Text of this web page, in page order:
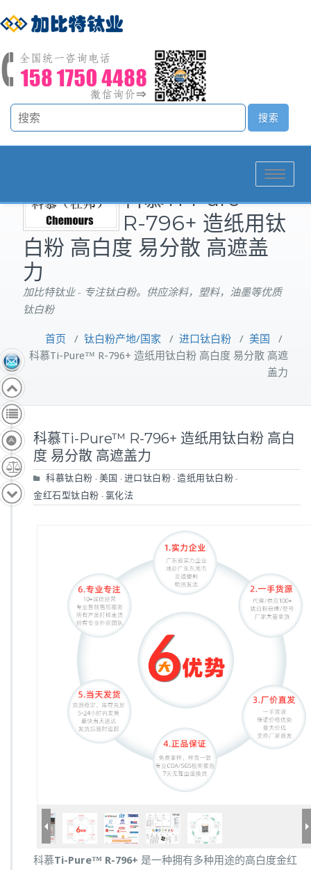
Toggle
科慕Ti-Pure™
R-796+ 造纸用钛
白粉 高白度 易分散 高遮盖
力
加比特钛业 - 专注钛白粉。供应涂料，塑料，油墨等优质
钛白粉
首页 / 钛白粉产地/国家 / 进口钛白粉 / 美国
/
科慕Ti-Pure™ R-796+ 造纸用钛白粉 高白度 易分散 高遮
盖力
科慕Ti-Pure™ R-796+ 造纸用钛白粉 高白
度 易分散 高遮盖力
科慕钛白粉 - 美国 - 进口钛白粉 - 造纸用钛白粉 -
金红石型钛白粉 - 氯化法
科慕Ti-Pure™ R-796+ 是一种拥有多种用途的高白度金红